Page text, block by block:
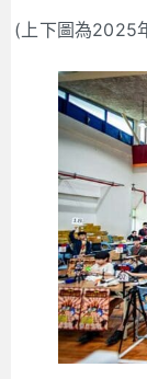
(上下圖為2025